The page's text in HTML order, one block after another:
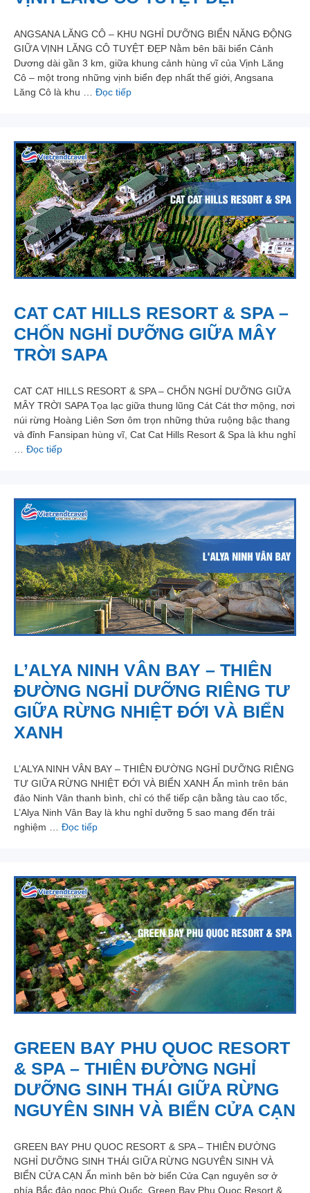
ANGSANA LĂNG CÔ – KHU NGHỈ DƯỠNG BIỂN NĂNG ĐỘNG
GIỮA VỊNH LĂNG CÔ TUYỆT ĐẸP Nằm bên bãi biển Cảnh
Dương dài gần 3 km, giữa khung cảnh hùng vĩ của Vịnh Lăng
Cô – một trong những vịnh biển đẹp nhất thế giới, Angsana
Lăng Cô là khu … Đọc tiếp
CAT CAT HILLS RESORT & SPA –
CHỐN NGHỈ DƯỠNG GIỮA MÂY
TRỜI SAPA
CAT CAT HILLS RESORT & SPA – CHỐN NGHỈ DƯỠNG GIỮA
MÂY TRỜI SAPA Tọa lạc giữa thung lũng Cát Cát thơ mộng, nơi
núi rừng Hoàng Liên Sơn ôm trọn những thửa ruộng bậc thang
và đỉnh Fansipan hùng vĩ, Cat Cat Hills Resort & Spa là khu nghỉ
… Đọc tiếp
L’ALYA NINH VÂN BAY – THIÊN
ĐƯỜNG NGHỈ DƯỠNG RIÊNG TƯ
GIỮA RỪNG NHIỆT ĐỚI VÀ BIỂN
XANH
L’ALYA NINH VÂN BAY – THIÊN ĐƯỜNG NGHỈ DƯỠNG RIÊNG
TƯ GIỮA RỪNG NHIỆT ĐỚI VÀ BIỂN XANH Ẩn mình trên bán
đảo Ninh Vân thanh bình, chỉ có thể tiếp cận bằng tàu cao tốc,
L’Alya Ninh Vân Bay là khu nghỉ dưỡng 5 sao mang đến trải
nghiệm … Đọc tiếp
GREEN BAY PHU QUOC RESORT
& SPA – THIÊN ĐƯỜNG NGHỈ
DƯỠNG SINH THÁI GIỮA RỪNG
NGUYÊN SINH VÀ BIỂN CỬA CẠN
GREEN BAY PHU QUOC RESORT & SPA – THIÊN ĐƯỜNG
NGHỈ DƯỠNG SINH THÁI GIỮA RỪNG NGUYÊN SINH VÀ
BIỂN CỬA CẠN Ẩn mình bên bờ biển Cửa Cạn nguyên sơ ở
phía Bắc đảo ngọc Phú Quốc, Green Bay Phu Quoc Resort &